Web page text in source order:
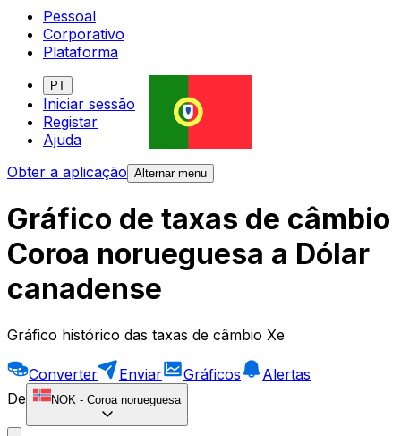
Pessoal
Corporativo
Plataforma
PT
Iniciar sessão
Registar
Ajuda
Obter a aplicação Alternar menu
Gráfico de taxas de câmbio
Coroa norueguesa a Dólar
canadense
Gráfico histórico das taxas de câmbio Xe
Converter Enviar Gráficos
Alertas
De
NOK - Coroa norueguesa